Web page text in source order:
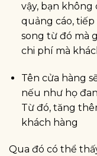
vậy, bạn không
quảng cáo,
song từ đó mà
chi phí mà
Tên cửa hàng
nếu như họ
Từ đó, tăng
khách hàng
Qua đó có thể